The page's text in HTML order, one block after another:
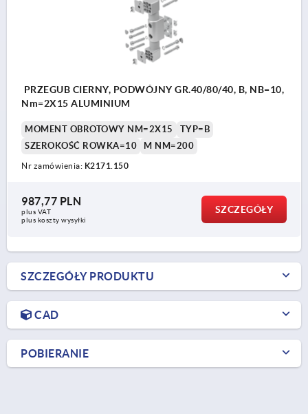
PRZEGUB CIERNY, PODWÓJNY GR.40/80/40, B, NB=10,
Nm=2X15 ALUMINIUM
MOMENT OBROTOWY NM=2X15
TYP=B
SZEROKOŚĆ ROWKA=10
M NM=200
Nr zamówienia: K2171.150
987,77 PLN
plus VAT
plus koszty wysyłki
SZCZEGÓŁY
SZCZEGÓŁY PRODUKTU
CAD
POBIERANIE